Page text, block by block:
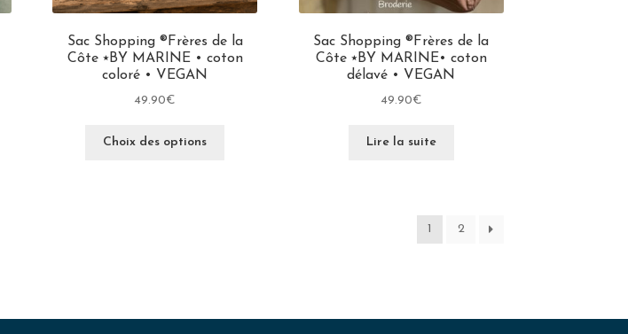
Sac Shopping ®Frères de la
Côte ⭑BY MARINE • coton
coloré • VEGAN
49.90€
Choix des options
Sac Shopping ®Frères de la
Côte ⭑BY MARINE• coton
délavé • VEGAN
49.90€
Lire la suite
1 2